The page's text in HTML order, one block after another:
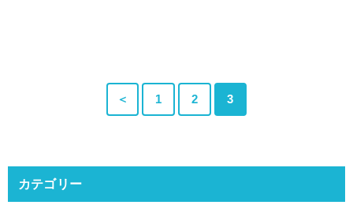
＜ 1 2 3
カテゴリー